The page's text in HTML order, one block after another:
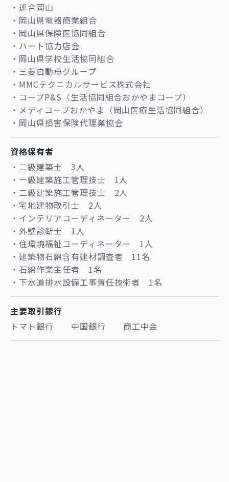
・連合岡山
・岡山県電器商業組合
・岡山県保険医協同組合
・ハート協力店会
・岡山県学校生活協同組合
・三菱自動車グループ
・MMCテクニカルサービス株式会社
・コープP&S（生活協同組合おかやまコープ）
・メディコープおかやま（岡山医療生活協同組合）
・岡山県損害保険代理業協会
資格保有者
・二級建築士 3人
・一級建築施工管理技士 1人
・二級建築施工管理技士 2人
・宅地建物取引士 2人
・インテリアコーディネーター 2人
・外壁診断士 1人
・住環境福祉コーディネーター 1人
・建築物石綿含有建材調査者 11名
・石綿作業主任者 1名
・下水道排水設備工事責任技術者 1名
主要取引銀行
トマト銀行
中国銀行 商工中金